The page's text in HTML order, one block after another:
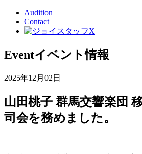
Audition
Contact
Eventイベント情報
2025年12月02日
山田桃子 群馬交響楽団
司会を務めました。